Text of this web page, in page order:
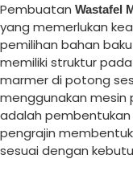
Pembuatan Wastafel
yang memerlukan
pemilihan bahan
memiliki struktur
marmer di potong
menggunakan mesin
adalah
pengrajin
sesuai dengan